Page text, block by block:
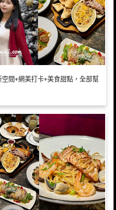
間+網美打卡+美食甜點，全部幫